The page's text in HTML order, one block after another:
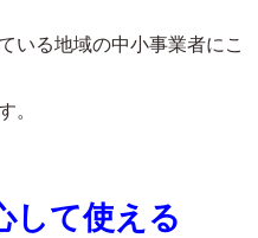
いる地域の中小事業者にこ
。
して使える